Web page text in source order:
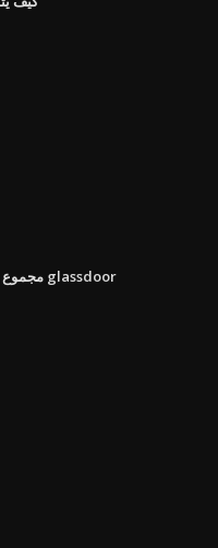
مجموع النفط آسيا والمحيط الهادئ بي تي المحدودة glassdoor